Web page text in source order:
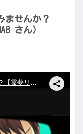
ませんか？
さん）